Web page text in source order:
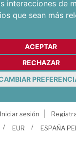
interacciones de
que sean más
ACEPTAR
RECHAZAR
Iniciar sesión
EUR ESPAÑA